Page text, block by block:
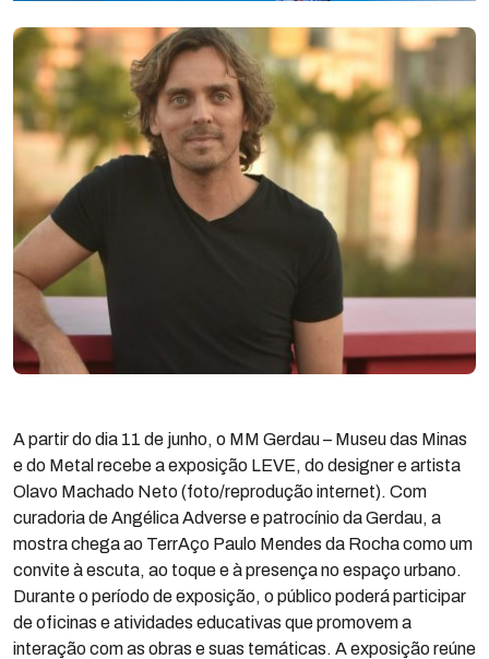
A partir do dia 11 de junho, o MM Gerdau – Museu das Minas
e do Metal recebe a exposição LEVE, do designer e artista
Olavo Machado Neto (foto/reprodução internet). Com
curadoria de Angélica Adverse e patrocínio da Gerdau, a
mostra chega ao TerrAço Paulo Mendes da Rocha como um
convite à escuta, ao toque e à presença no espaço urbano.
Durante o período de exposição, o público poderá participar
de oficinas e atividades educativas que promovem a
interação com as obras e suas temáticas. A exposição reúne